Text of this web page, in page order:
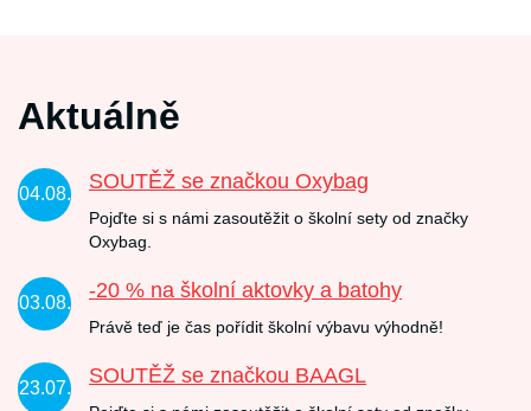
Aktuálně
04.08.
SOUTĚŽ se značkou Oxybag
Pojďte si s námi zasoutěžit o školní sety od značky
Oxybag.
03.08.
-20 % na školní aktovky a batohy
Právě teď je čas pořídit školní výbavu výhodně!
23.07.
SOUTĚŽ se značkou BAAGL